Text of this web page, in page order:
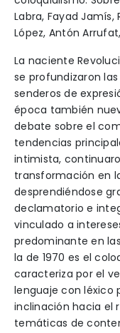
Labra, Fayad
López, Antón
La naciente
se profundizaron
senderos de
época también
debate sobre el
tendencias
intimista,
transformación en
desprendiéndose
declamatorio e
vinculado a
predominante en
la de 1970 es el
caracteriza por el
lenguaje con léxico
inclinación hacia el
temáticas de